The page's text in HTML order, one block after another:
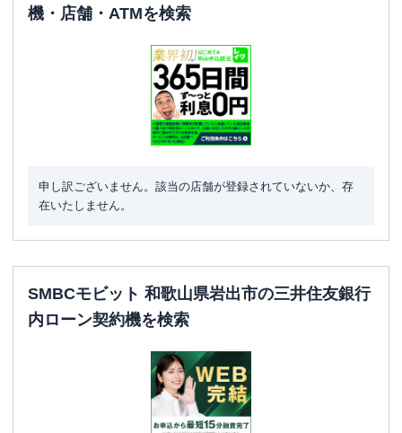
機・店舗・ATMを検索
申し訳ございません。該当の店舗が登録されていないか、存
在いたしません。
SMBCモビット 和歌山県岩出市の三井住友銀行
内ローン契約機を検索